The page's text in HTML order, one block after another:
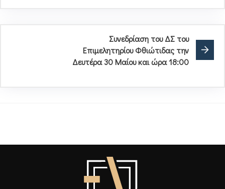
Συνεδρίαση του ΔΣ του
Επιμελητηρίου Φθιώτιδας την
Δευτέρα 30 Μαίου και ώρα 18:00